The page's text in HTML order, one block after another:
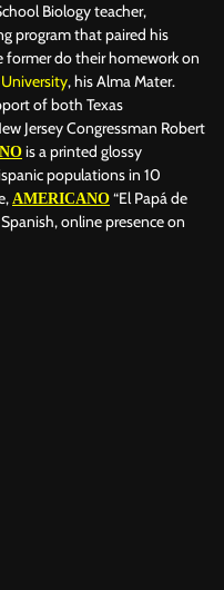
Biology teacher,
program that paired his
former do their homework on
University, his Alma Mater.
of both Texas
Jersey Congressman Robert
is a printed glossy
populations in 10
AMERICANO “El Papá de
online presence on